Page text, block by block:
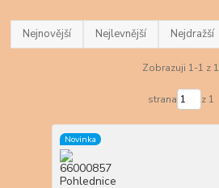
Nejnovější Nejlevnější Nejdražší
Zobrazuji 1-1 z 1
strana z 1
Novinka